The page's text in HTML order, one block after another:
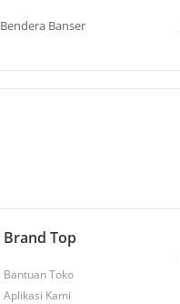
Bendera Banser
Brand Top
Bantuan Toko
Aplikasi Kami